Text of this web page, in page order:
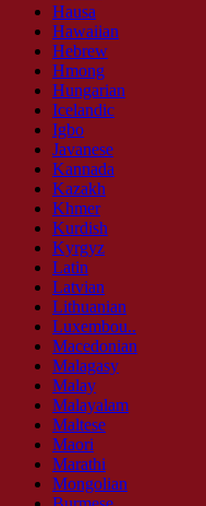
Hausa
Hawaiian
Hebrew
Hmong
Hungarian
Icelandic
Igbo
Javanese
Kannada
Kazakh
Khmer
Kurdish
Kyrgyz
Latin
Latvian
Lithuanian
Luxembou..
Macedonian
Malagasy
Malay
Malayalam
Maltese
Maori
Marathi
Mongolian